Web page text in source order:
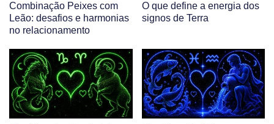
Combinação Peixes com
Leão: desafios e harmonias
no relacionamento
O que define a energia dos
signos de Terra